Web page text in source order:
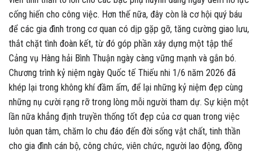
cống hiến cho công việc. Hơn thế nữa, đây còn là cơ hội quý báu
để các gia đình trong cơ quan có dịp gặp gỡ, tăng cường giao lưu,
thắt chặt tình đoàn kết, từ đó góp phần xây dựng một tập thể
Cảng vụ Hàng hải Bình Thuận ngày càng vững mạnh và gắn bó.
Chương trình kỷ niệm ngày Quốc tế Thiếu nhi 1/6 năm 2026 đã
khép lại trong không khí đầm ấm, để lại những kỷ niệm đẹp cùng
những nụ cười rạng rỡ trong lòng mỗi người tham dự. Sự kiện một
lần nữa khẳng định truyền thống tốt đẹp của cơ quan trong việc
luôn quan tâm, chăm lo chu đáo đến đời sống vật chất, tinh thần
cho gia đình cán bộ, công chức, viên chức, người lao động, đồng